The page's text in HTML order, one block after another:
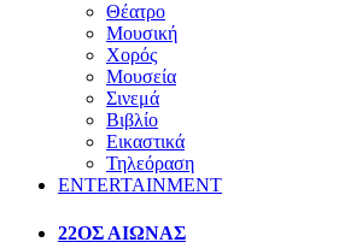
Θέατρο
Μουσική
Χορός
Μουσεία
Σινεμά
Βιβλίο
Εικαστικά
Τηλεόραση
ENTERTAINMENT
22ΟΣ ΑΙΩΝΑΣ